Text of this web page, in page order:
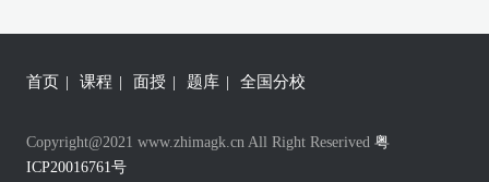
首页 | 课程 | 面授 | 题库 | 全国分校
Copyright@2021 www.zhimagk.cn All Right Reserived 粤
ICP20016761号